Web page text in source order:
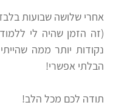
לימודים
אחרי שלושה שבועות
נקודות יותר ממה
הבלתי אפשרי!
תודה לכם מכל הלב!